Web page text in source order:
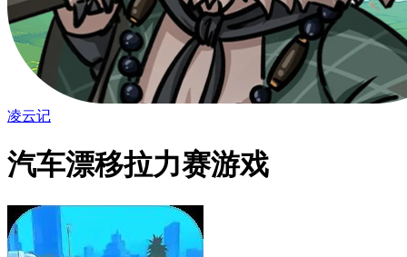
凌云记
汽车漂移拉力赛游戏